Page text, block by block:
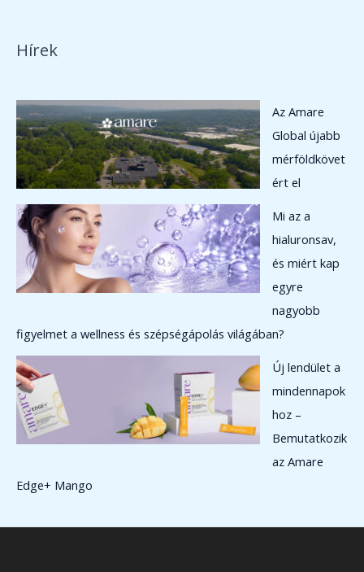
é
k
m
é
k
Hírek
Az Amare
Global újabb
mérföldkövet
ért el
Mi az a
hialuronsav,
és miért kap
egyre
nagyobb
figyelmet a wellness és szépségápolás világában?
Új lendület a
mindennapok
hoz –
Bemutatkozik
az Amare
Edge+ Mango